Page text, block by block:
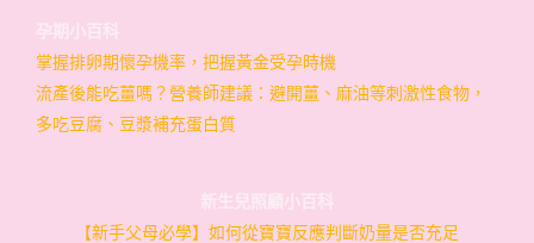
掌握排卵期懷孕機率，把握黃金受孕時機
流產後能吃薑嗎？營養師建議：避開薑、麻油等刺激性食物，
多吃豆腐、豆漿補充蛋白質
【新手父母必學】如何從寶寶反應判斷奶量是否充足